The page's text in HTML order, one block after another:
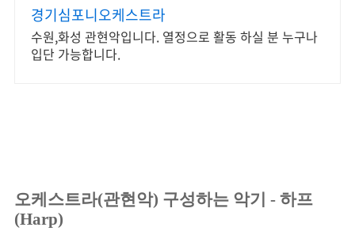
경기심포니오케스트라
수원,화성 관현악입니다. 열정으로 활동 하실 분 누구나
입단 가능합니다.
오케스트라(관현악) 구성하는 악기 - 하프
(Harp)